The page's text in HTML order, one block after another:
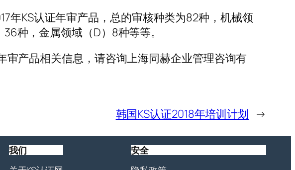
KS认证年审产品，总的审核种类为82种，机械领
种，金属领域（D）8种等等。
审产品相关信息，请咨询上海同赫企业管理咨询有
韩国KS认证2018年培训计划 →
我们
安全